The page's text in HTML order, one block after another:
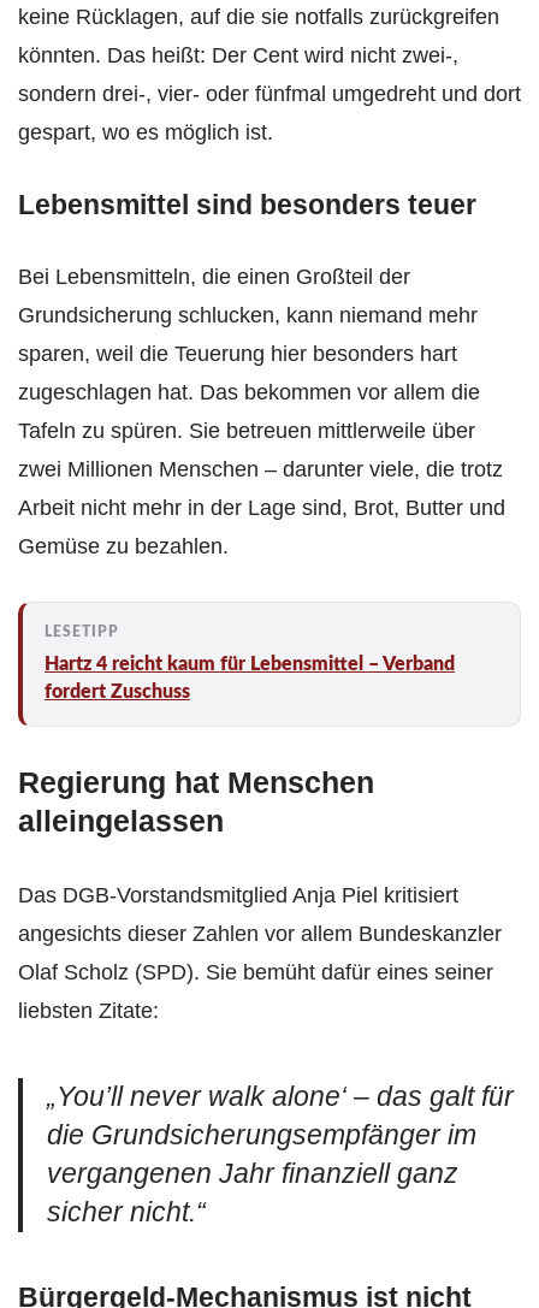
keine Rücklagen, auf die sie notfalls zurückgreifen
könnten. Das heißt: Der Cent wird nicht zwei-,
sondern drei-, vier- oder fünfmal umgedreht und dort
gespart, wo es möglich ist.
Lebensmittel sind besonders teuer
Bei Lebensmitteln, die einen Großteil der
Grundsicherung schlucken, kann niemand mehr
sparen, weil die Teuerung hier besonders hart
zugeschlagen hat. Das bekommen vor allem die
Tafeln zu spüren. Sie betreuen mittlerweile über
zwei Millionen Menschen – darunter viele, die trotz
Arbeit nicht mehr in der Lage sind, Brot, Butter und
Gemüse zu bezahlen.
Hartz 4 reicht kaum für Lebensmittel – Verband
fordert Zuschuss
Regierung hat Menschen
alleingelassen
Das DGB-Vorstandsmitglied Anja Piel kritisiert
angesichts dieser Zahlen vor allem Bundeskanzler
Olaf Scholz (SPD). Sie bemüht dafür eines seiner
liebsten Zitate:
„You’ll never walk alone‘ – das galt für
die Grundsicherungsempfänger im
vergangenen Jahr finanziell ganz
sicher nicht.“
Bürgergeld-Mechanismus ist nicht